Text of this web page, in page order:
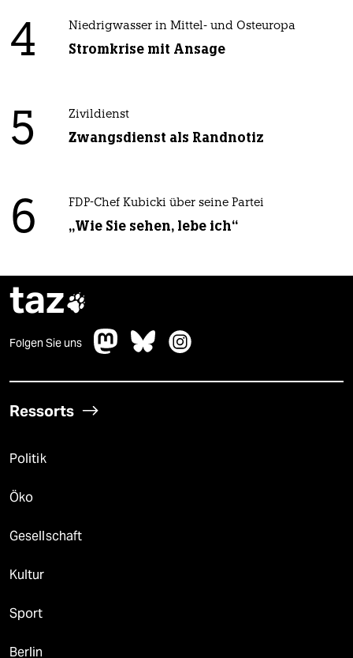
4 Niedrigwasser in Mittel- und Osteuropa
Stromkrise mit Ansage
5 Zivildienst
Zwangsdienst als Randnotiz
6 FDP-Chef Kubicki über seine Partei
„Wie Sie sehen, lebe ich“
taz
Folgen Sie uns
Ressorts
Politik
Öko
Gesellschaft
Kultur
Sport
Berlin